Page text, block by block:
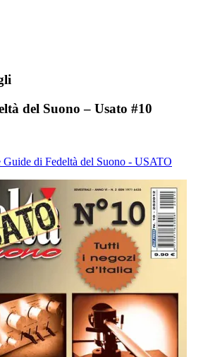
del Suono – Usato #10
Guide di Fedeltà del Suono - USATO